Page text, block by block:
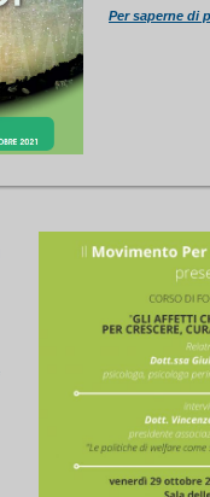
Per saperne di